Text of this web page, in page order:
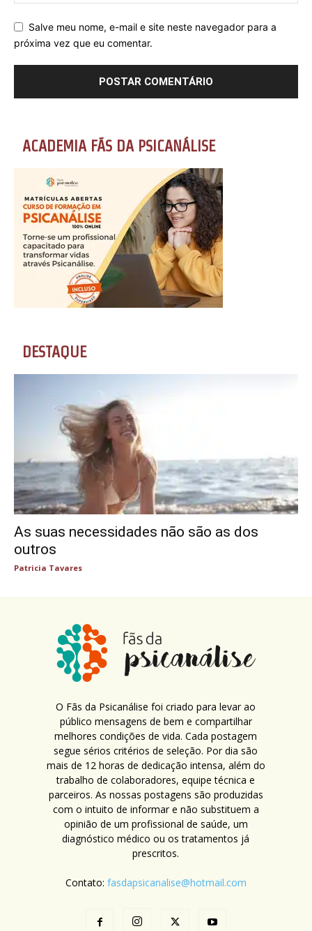
Salve meu nome, e-mail e site neste navegador para a
próxima vez que eu comentar.
ACADEMIA FÃS DA PSICANÁLISE
DESTAQUE
As suas necessidades não são as dos
outros
Patricia Tavares
O Fãs da Psicanálise foi criado para levar ao
público mensagens de bem e compartilhar
melhores condições de vida. Cada postagem
segue sérios critérios de seleção. Por dia são
mais de 12 horas de dedicação intensa, além do
trabalho de colaboradores, equipe técnica e
parceiros. As nossas postagens são produzidas
com o intuito de informar e não substituem a
opinião de um profissional de saúde, um
diagnóstico médico ou os tratamentos já
prescritos.
Contato: fasdapsicanalise@hotmail.com